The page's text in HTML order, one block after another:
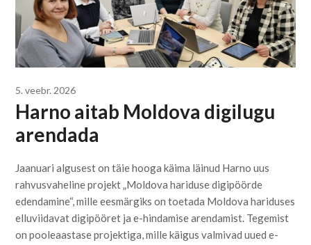
5. veebr. 2026
Harno aitab Moldova digilugu
arendada
Jaanuari algusest on täie hooga käima läinud Harno uus
rahvusvaheline projekt „Moldova hariduse digipöörde
edendamine“, mille eesmärgiks on toetada Moldova hariduses
elluviidavat digipööret ja e-hindamise arendamist. Tegemist
on pooleaastase projektiga, mille käigus valmivad uued e-